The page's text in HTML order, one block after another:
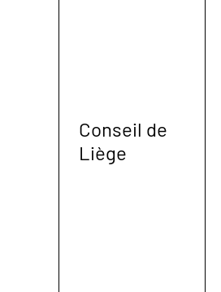
Conseil de
Liège